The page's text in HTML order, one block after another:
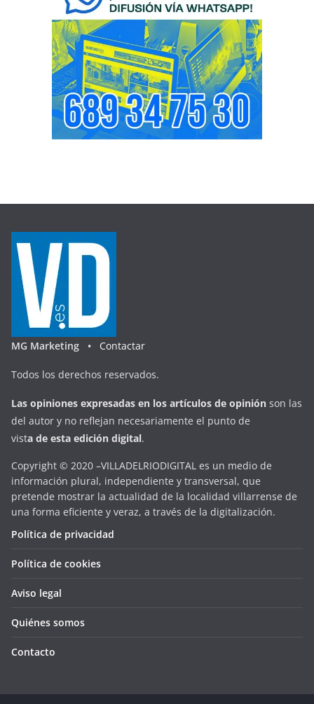
MG Marketing • Contactar
Todos los derechos reservados.
Las opiniones expresadas en los artículos de opinión son las
del autor y no reflejan necesariamente el punto de
vista de esta edición digital.
Copyright © 2020 –VILLADELRIODIGITAL es un medio de
información plural, independiente y transversal, que
pretende mostrar la actualidad de la localidad villarrense de
una forma eficiente y veraz, a través de la digitalización.
Política de privacidad
Política de cookies
Aviso legal
Quiénes somos
Contacto